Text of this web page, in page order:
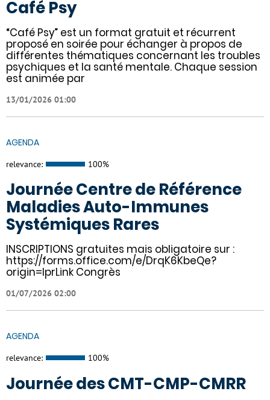
Café Psy
“Café Psy” est un format gratuit et récurrent
proposé en soirée pour échanger à propos de
différentes thématiques concernant les troubles
psychiques et la santé mentale. Chaque session
est animée par
13/01/2026 01:00
AGENDA
relevance: 100%
Journée Centre de Référence
Maladies Auto-Immunes
Systémiques Rares
INSCRIPTIONS gratuites mais obligatoire sur :
https://forms.office.com/e/DrqK6KbeQe?
origin=lprLink Congrès
01/07/2026 02:00
AGENDA
relevance: 100%
Journée des CMT-CMP-CMRR